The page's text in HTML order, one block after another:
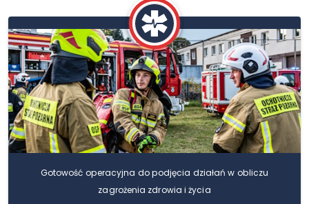
Gotowość operacyjna do podjęcia działań w obliczu
zagrożenia zdrowia i życia